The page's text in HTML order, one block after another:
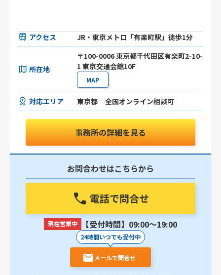
アクセス JR・東京メトロ「有楽町駅」徒歩1分
所在地
〒100-0006 東京都千代田区有楽町2-10-
1 東京交通会館10F
MAP
対応エリア 東京都 全国オンライン相談可
事務所の詳細を見る
お問合わせはこちらから
電話で問合せ
現在営業中 【受付時間】09:00〜19:00
24時間いつでも受付中
メールで問合せ